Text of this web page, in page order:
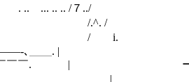
|＿| . . . .. ... .. .. /
/.^.
i.
､＿
￣￣￣￣￣￣
|;;;;;|